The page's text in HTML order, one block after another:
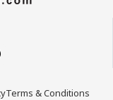
Terms & Conditions